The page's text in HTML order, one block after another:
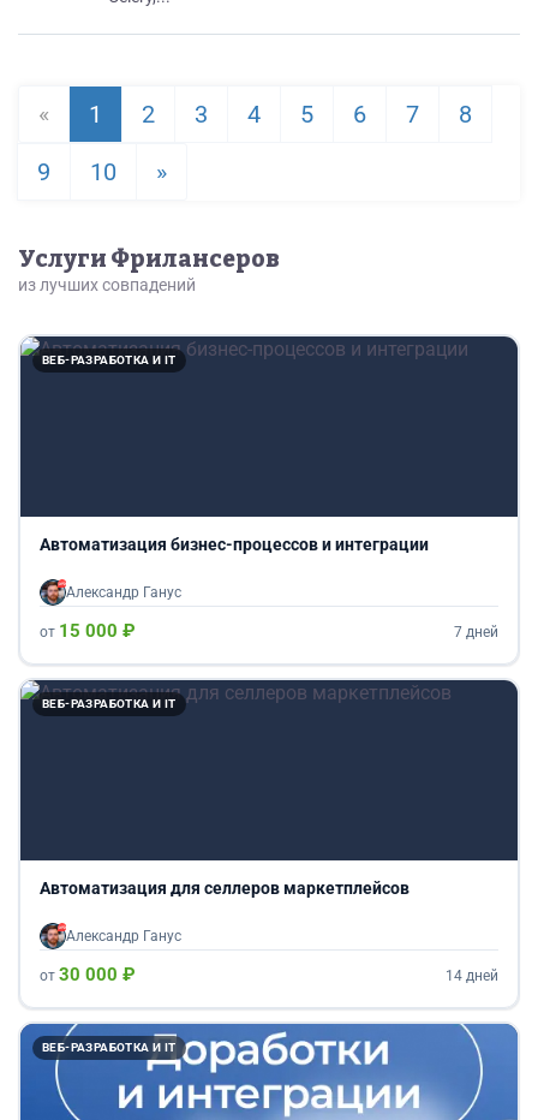
« 1 2 3 4 5 6 7
8
9
10 »
Услуги Фрилансеров
из лучших совпадений
ВЕБ-РАЗРАБОТКА И IT
Автоматизация бизнес-процессов и интеграции
Александр Ганус
от 15 000 ₽ 7 дней
ВЕБ-РАЗРАБОТКА И IT
Автоматизация для селлеров маркетплейсов
Александр Ганус
от 30 000 ₽ 14 дней
ВЕБ-РАЗРАБОТКА И IT